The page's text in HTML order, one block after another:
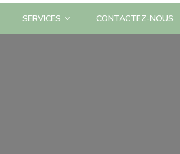
SERVICES CONTACTEZ-NOUS